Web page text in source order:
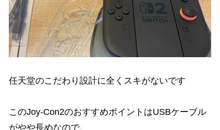
任天堂のこだわり設計に全くスキがないです
このJoy-Con2のおすすめポイントはUSBケーブル
がやや長めなので、